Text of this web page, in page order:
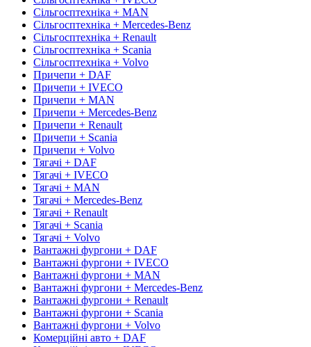
Сільгосптехніка + MAN
Сільгосптехніка + Mercedes-Benz
Сільгосптехніка + Renault
Сільгосптехніка + Scania
Сільгосптехніка + Volvo
Причепи + DAF
Причепи + IVECO
Причепи + MAN
Причепи + Mercedes-Benz
Причепи + Renault
Причепи + Scania
Причепи + Volvo
Тягачі + DAF
Тягачі + IVECO
Тягачі + MAN
Тягачі + Mercedes-Benz
Тягачі + Renault
Тягачі + Scania
Тягачі + Volvo
Вантажні фургони + DAF
Вантажні фургони + IVECO
Вантажні фургони + MAN
Вантажні фургони + Mercedes-Benz
Вантажні фургони + Renault
Вантажні фургони + Scania
Вантажні фургони + Volvo
Комерційні авто + DAF